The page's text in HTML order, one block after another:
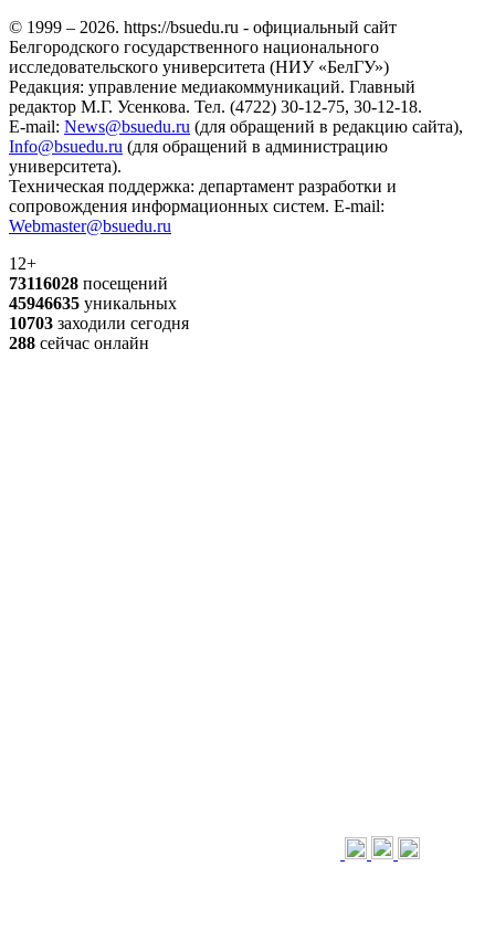
© 1999 – 2026. https://bsuedu.ru - официальный сайт
Белгородского государственного национального
исследовательского университета (НИУ «БелГУ»)
Редакция: управление медиакоммуникаций. Главный
редактор М.Г. Усенкова. Тел. (4722) 30-12-75, 30-12-18.
E-mail: News@bsuedu.ru (для обращений в редакцию сайта),
Info@bsuedu.ru (для обращений в администрацию
университета).
Техническая поддержка: департамент разработки и
сопровождения информационных систем. E-mail:
Webmaster@bsuedu.ru
12+
73116028 посещений
45946635 уникальных
10703 заходили сегодня
288 сейчас онлайн